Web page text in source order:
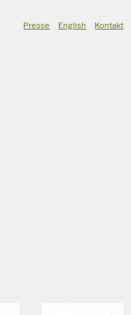
Presse English Kontakt